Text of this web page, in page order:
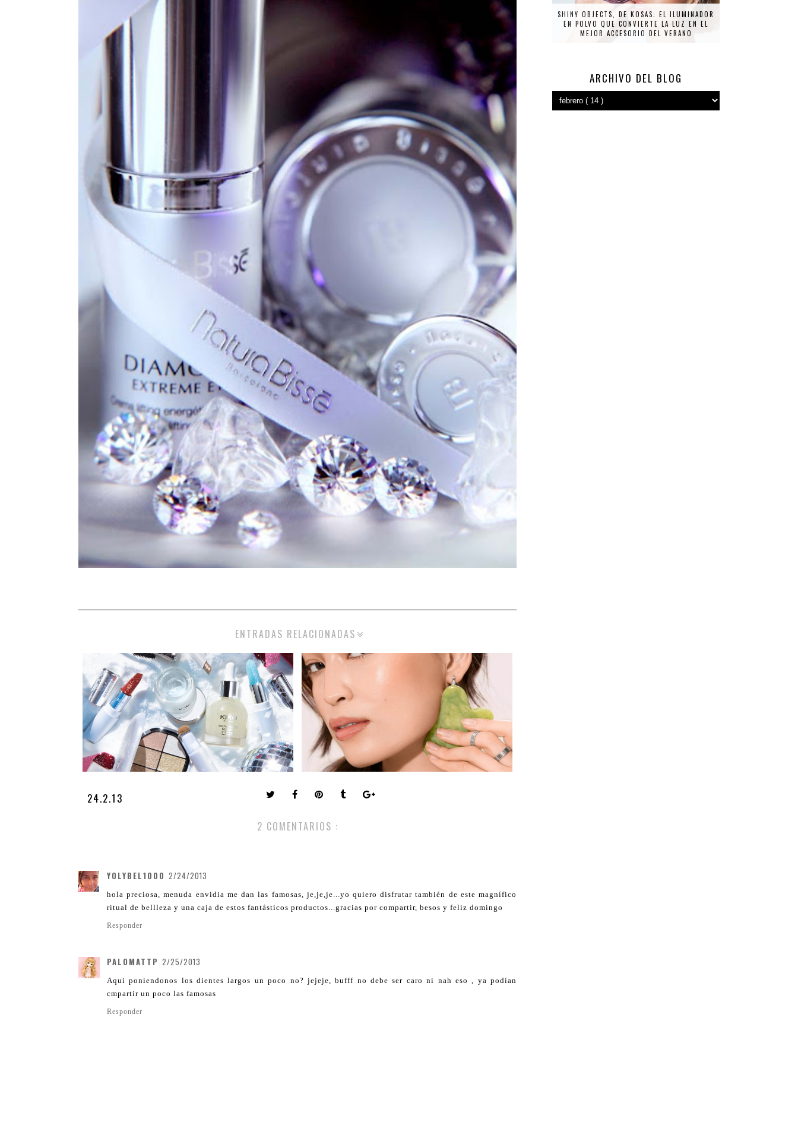
ENTRADAS RELACIONADAS
24.2.13
2 COMENTARIOS :
YOLYBEL1000 2/24/2013
hola preciosa, menuda envidia me dan las famosas, je,je,je...yo quiero disfrutar también de este magnífico
ritual de bellleza y una caja de estos fantásticos productos...gracias por compartir, besos y feliz domingo
Responder
PALOMATTP 2/25/2013
Aqui poniendonos los dientes largos un poco no? jejeje, bufff no debe ser caro ni nah eso , ya podían
cmpartir un poco las famosas
Responder
SHINY OBJECTS, DE KOSAS: EL ILUMINADOR
EN POLVO QUE CONVIERTE LA LUZ EN EL
MEJOR ACCESORIO DEL VERANO
ARCHIVO DEL BLOG